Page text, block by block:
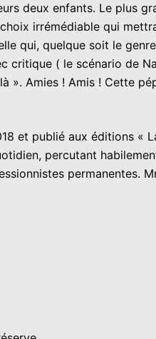
deux enfants. Le plus
irrémédiable qui
qui, quelque soit le
critique ( le scénario de
». Amies ! Amis ! Cette
et publié aux éditions «
percutant
permanentes.